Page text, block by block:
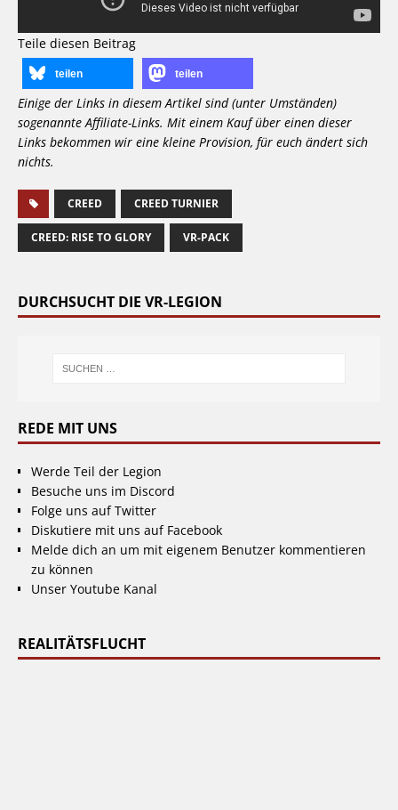
Teile diesen Beitrag
teilen teilen
Einige der Links in diesem Artikel sind (unter Umständen)
sogenannte Affiliate-Links. Mit einem Kauf über einen dieser
Links bekommen wir eine kleine Provision, für euch ändert sich
nichts.
CREED CREED TURNIER
CREED: RISE TO GLORY VR-PACK
DURCHSUCHT DIE VR-LEGION
REDE MIT UNS
Werde Teil der Legion
Besuche uns im Discord
Folge uns auf Twitter
Diskutiere mit uns auf Facebook
Melde dich an um mit eigenem Benutzer kommentieren
zu können
Unser Youtube Kanal
REALITÄTSFLUCHT